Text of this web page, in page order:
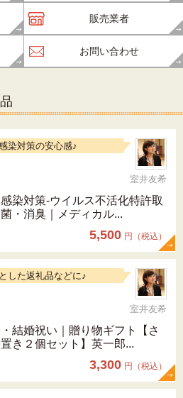
販売業者
お問い合わせ
染対策の安心感♪
室井友希
染対策-ウイルス不活化特許取
・消臭｜メディカル...
5,500 円（税込）
した返礼品などに♪
室井友希
結婚祝い｜贈り物ギフト【さ
置き２個セット】英一郎...
3,300 円（税込）